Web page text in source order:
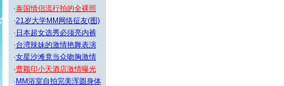
·泰国情侣流行拍的全裸照
·21岁大学MM网络征友(图)
· 日本超女选秀必须亮内裤
·台湾辣妹的激情艳舞表演
·女星沙滩竟当众吻胸激情
·曹颖印小天酒店激情曝光
· MM浴室自拍完美浑圆身体